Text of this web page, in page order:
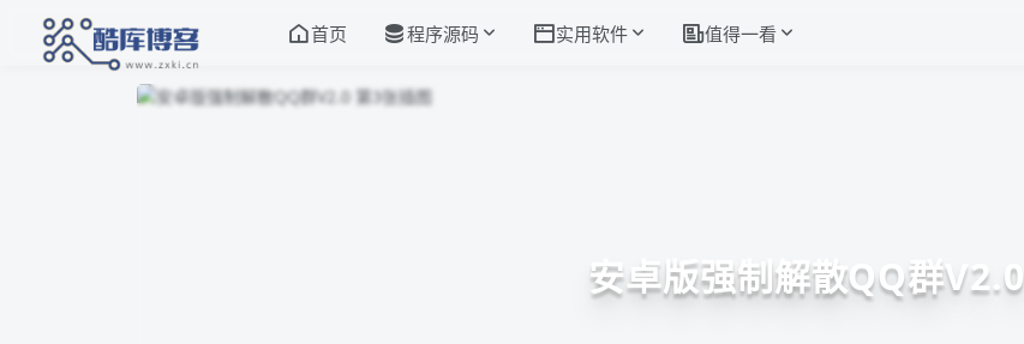
首页 程序源码 实用软件 值得一看
安卓版强制解散QQ群V2.0